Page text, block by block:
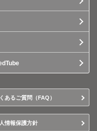
あるご質問（FAQ）
情報保護方針